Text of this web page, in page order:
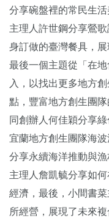
分享碗盤裡的常民生
主理人許世鋼分享鶯
身訂做的臺灣餐具，展
最後一個主題從「在
入，以找出更多地方
點，豐富地方創生團
同創辦人何佳穎分享
宜蘭地方創生團隊海
分享永續海洋推動與
主理人詹凱毓分享如
經濟，最後，小間書
所經營，展現了未來